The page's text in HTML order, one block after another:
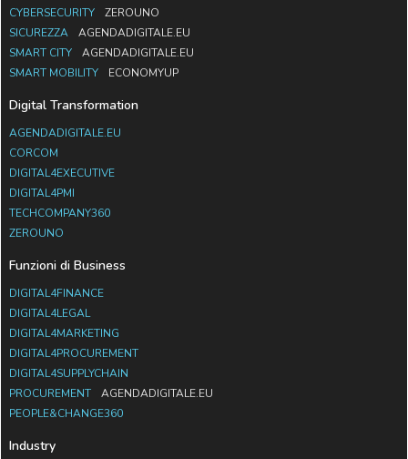
CYBERSECURITY
ZEROUNO
SICUREZZA
AGENDADIGITALE.EU
SMART CITY
AGENDADIGITALE.EU
SMART MOBILITY
ECONOMYUP
Digital Transformation
AGENDADIGITALE.EU
CORCOM
DIGITAL4EXECUTIVE
DIGITAL4PMI
TECHCOMPANY360
ZEROUNO
Funzioni di Business
DIGITAL4FINANCE
DIGITAL4LEGAL
DIGITAL4MARKETING
DIGITAL4PROCUREMENT
DIGITAL4SUPPLYCHAIN
PROCUREMENT
AGENDADIGITALE.EU
PEOPLE&CHANGE360
Industry